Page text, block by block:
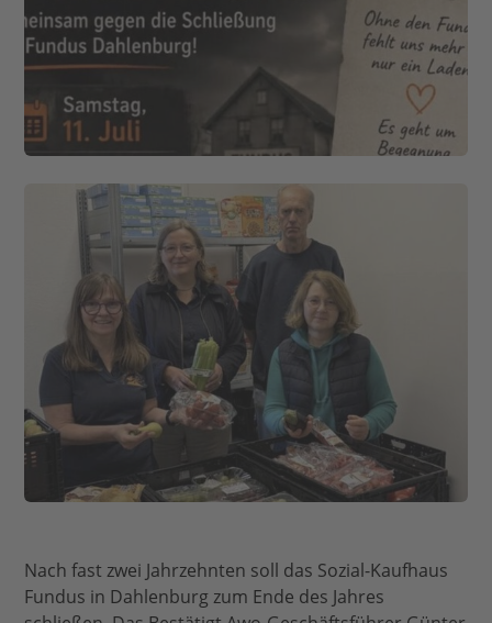
Nach fast zwei Jahrzehnten soll das Sozial-Kaufhaus
Fundus in Dahlenburg zum Ende des Jahres